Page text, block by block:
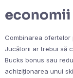
economii
Combinarea ofertelor
Jucătorii ar trebui să
Bucks bonus sau
achiziționarea unui